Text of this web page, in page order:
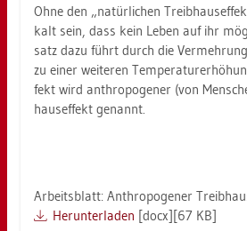
Ohne den „na­tür­li­chen
kalt sein, dass kein Leben auf ihr
satz dazu führt durch die
zu einer wei­te­ren
fekt wird an­thro­po­ge­ner (von
haus­ef­fekt ge­nannt.
Ar­beits­blatt: An­thro­po­ge­ner
Her­un­ter­la­den [docx][67 KB]